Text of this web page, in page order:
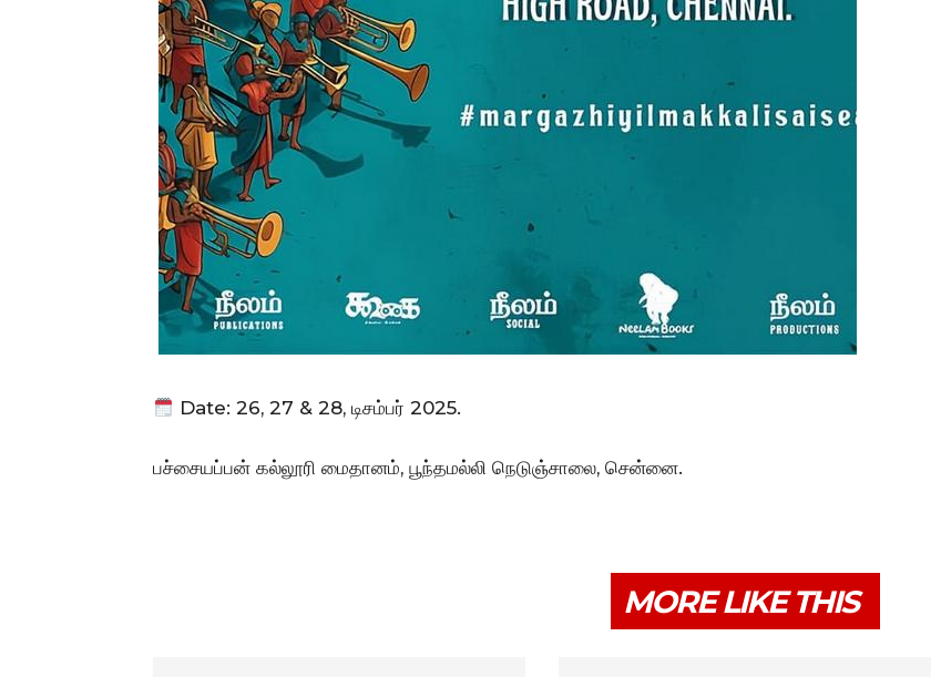
Date: 26, 27 & 28, டிசம்பர் 2025.
பச்சையப்பன் கல்லூரி மைதானம், பூந்தமல்லி நெடுஞ்சாலை, சென்னை.
MORE LIKE THIS